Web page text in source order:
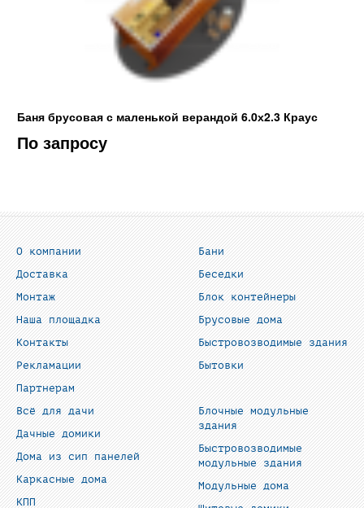
Баня брусовая с маленькой верандой 6.0х2.3 Краус
По запросу
О компании
Доставка
Монтаж
Наша площадка
Контакты
Рекламации
Партнерам
Бани
Беседки
Блок контейнеры
Брусовые дома
Быстровозводимые здания
Бытовки
Всё для дачи
Дачные домики
Дома из сип панелей
Каркасные дома
КПП
Блочные модульные
здания
Быстровозводимые
модульные здания
Модульные дома